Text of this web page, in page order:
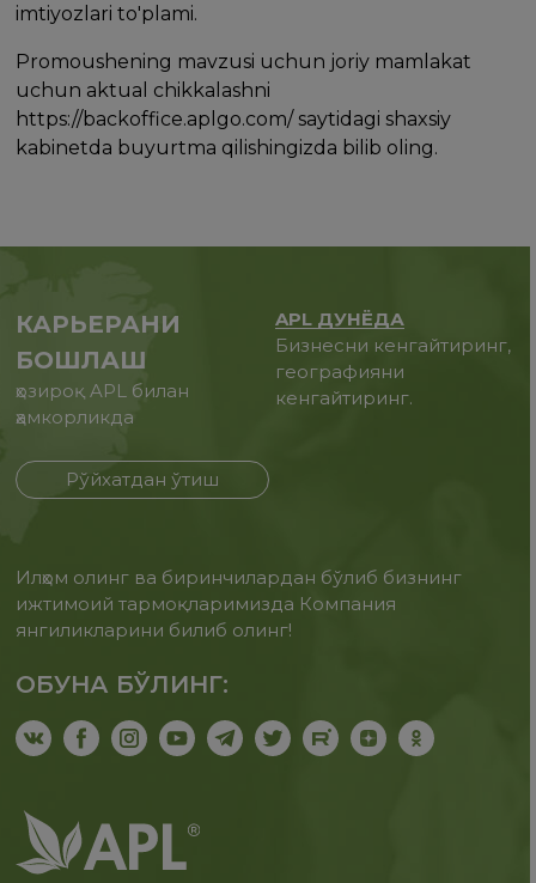
imtiyozlari to'plami.
Promoushening mavzusi uchun joriy mamlakat
uchun aktual chikkalashni
https://backoffice.aplgo.com/ saytidagi shaxsiy
kabinetda buyurtma qilishingizda bilib oling.
КАРЬЕРАНИ
БОШЛАШ
ҳозироқ APL билан
ҳамкорликда
Рўйхатдан ўтиш
APL ДУНЁДА
Бизнесни кенгайтиринг,
географияни
кенгайтиринг.
Илҳом олинг ва биринчилардан бўлиб бизнинг
ижтимоий тармоқларимизда Компания
янгиликларини билиб олинг!
ОБУНА БЎЛИНГ: